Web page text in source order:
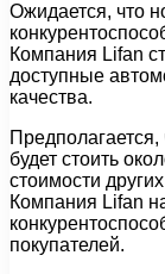
Ожидается, что
Компания Lifan
доступные
качества.
будет стоить
стоимости
Компания Lifan
покупателей.